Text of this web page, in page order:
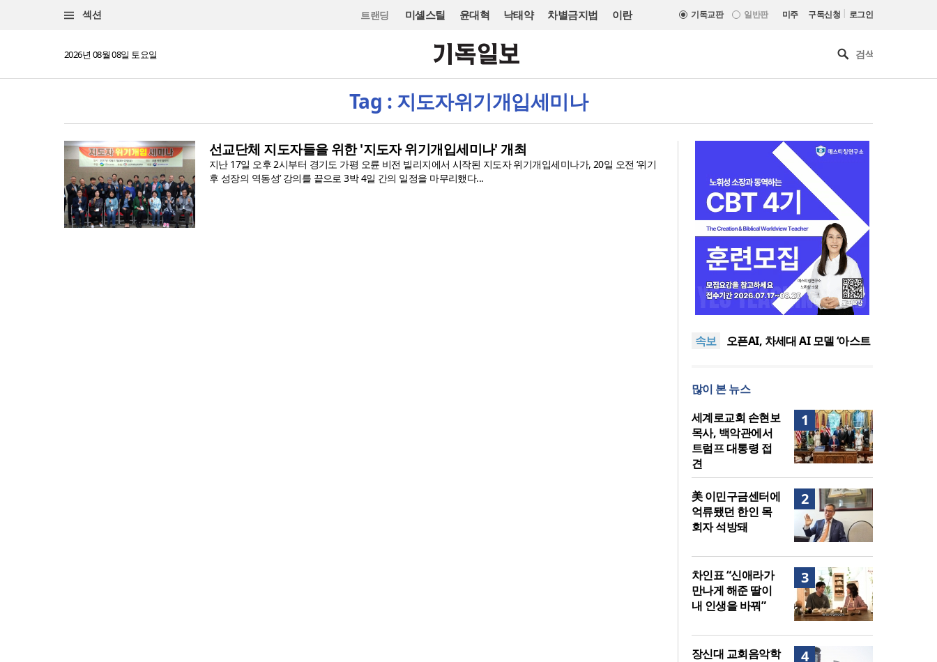
섹션 트랜딩 미셸스틸 윤대혁 낙태약 차별금지법 이란 기독교판 일반판 미주 구독신청 | 로그인
2026년 08월 08일 토요일
Tag : 지도자위기개입세미나
선교단체 지도자들을 위한 '지도자 위기개입세미나' 개최
지난 17일 오후 2시부터 경기도 가평 오륜 비전 빌리지에서 시작된 지도자 위기개입세미나가, 20일 오전 ‘위기
후 성장의 역동성’ 강의를 끝으로 3박 4일 간의 일정을 마무리했다...
속보
세계로교회 손현보 목사, 백악
명… 전년 동기 대비 34.4% 감
오픈AI, 차세대 AI 모델 ‘아스트
찰 수사 11개월째
관측에 재차 반대… “미래세대
위한 국가적 자산”
세계로교회 손현보 목사, 백악
관에서 트럼프 대통령 접견
2026년 상반기 탈북민 입국 63
명… 전년 동기 대비 34.4% 감
소
많이 본 뉴스
1
세계로교회 손현보
목사, 백악관에서
트럼프 대통령 접
견
2
美 이민구금센터에
억류됐던 한인 목
회자 석방돼
3
차인표 “신애라가
만나게 해준 딸이
내 인생을 바꿔”
4
장신대 교회음악학